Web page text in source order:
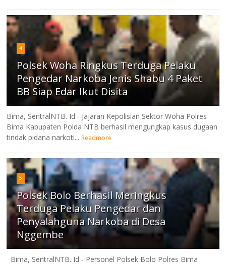
4
Polsek Woha Ringkus Terduga Pelaku
Pengedar Narkoba Jenis Shabu 4 Paket
BB Siap Edar Ikut Disita
Bima, SentralNTB. Id - Jajaran Kepolisian Sektor Woha Polres
Bima Kabupaten Polda NTB berhasil mengungkap kasus dugaan
tindak pidana narkoti... Readmore
5
Polsek Bolo Berhasil Meringkus
Terduga Pelaku Pengedar dan
Penyalahguna Narkoba di Desa
Nggembe
Bima, SentralNTB. Id - Personel Polsek Bolo Polres Bima